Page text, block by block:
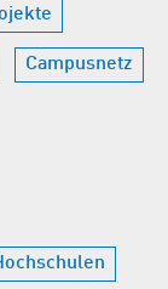
Campusnetz